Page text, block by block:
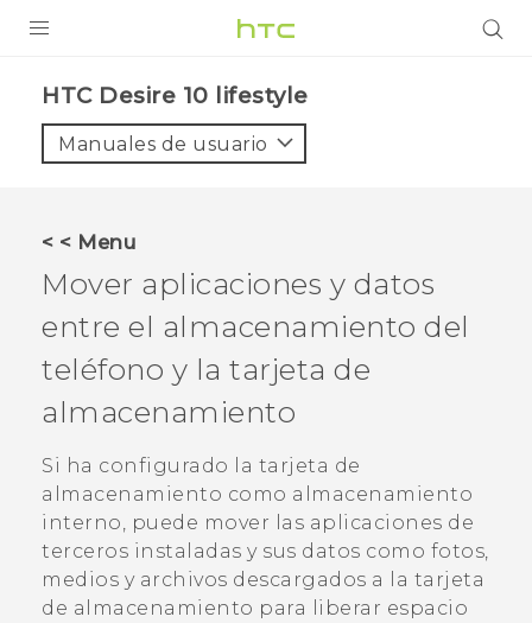
VIVE
VIVERSE
AYUDA
HTC Devices & Accessories
Video Tutorials
HTC Desire 10 lifestyle‎
Manuales de usuario
< < Menu
Mover aplicaciones y datos
entre el almacenamiento del
teléfono y la tarjeta de
almacenamiento
Si ha configurado la tarjeta de
almacenamiento como almacenamiento
interno, puede mover las aplicaciones de
terceros instaladas y sus datos como fotos,
medios y archivos descargados a la tarjeta
de almacenamiento para liberar espacio